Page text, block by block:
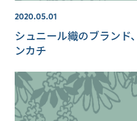
2020.05.01
シュニール織のブランド
ンカチ